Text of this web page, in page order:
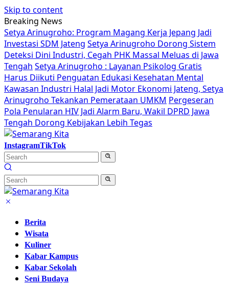
Skip to content
Breaking News
Setya Arinugroho: Program Magang Kerja Jepang Jadi
Investasi SDM Jateng Setya Arinugroho Dorong Sistem
Deteksi Dini Industri, Cegah PHK Massal Meluas di Jawa
Tengah Setya Arinugroho : Layanan Psikolog Gratis
Harus Diikuti Penguatan Edukasi Kesehatan Mental
Kawasan Industri Halal Jadi Motor Ekonomi Jateng, Setya
Arinugroho Tekankan Pemerataan UMKM Pergeseran
Pola Penularan HIV Jadi Alarm Baru, Wakil DPRD Jawa
Tengah Dorong Kebijakan Lebih Tegas
InstagramTikTok
Berita
Wisata
Kuliner
Kabar Kampus
Kabar Sekolah
Seni Budaya